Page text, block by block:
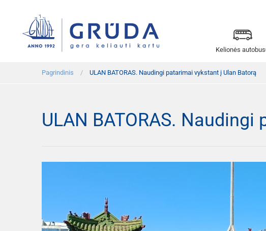
Kelionės
Pagrindinis ULAN BATORAS. Naudingi patarimai vykstant į Ulan Batorą
ULAN BATORAS.